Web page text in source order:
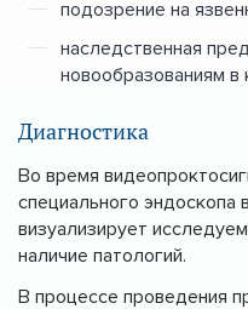
подозрение на
наследственная
новообразованиям в
Диагностика
Во время
специального эндоскопа
визуализирует
наличие патологий.
В процессе проведения